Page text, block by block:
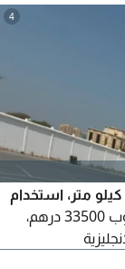
4
2010 خليجي، الممشى 361 ألف كيلو متر، استخدام
عائلي، بدون أعطال. الموقع رأس الخيمة. المطلوب 33500 درهم،